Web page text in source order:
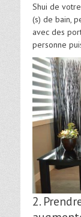
Shui de
(s) de bain,
avec des
personne
2.